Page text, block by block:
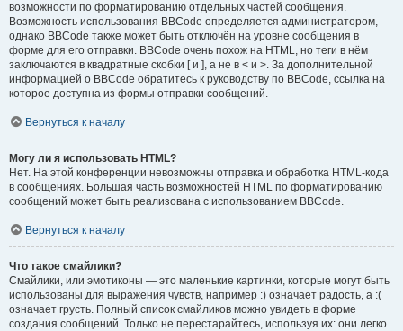
возможности по форматированию отдельных частей сообщения.
Возможность использования BBCode определяется администратором,
однако BBCode также может быть отключён на уровне сообщения в
форме для его отправки. BBCode очень похож на HTML, но теги в нём
заключаются в квадратные скобки [ и ], а не в < и >. За дополнительной
информацией о BBCode обратитесь к руководству по BBCode, ссылка на
которое доступна из формы отправки сообщений.
Вернуться к началу
Могу ли я использовать HTML?
Нет. На этой конференции невозможны отправка и обработка HTML-кода
в сообщениях. Большая часть возможностей HTML по форматированию
сообщений может быть реализована с использованием BBCode.
Вернуться к началу
Что такое смайлики?
Смайлики, или эмотиконы — это маленькие картинки, которые могут быть
использованы для выражения чувств, например :) означает радость, а :(
означает грусть. Полный список смайликов можно увидеть в форме
создания сообщений. Только не перестарайтесь, используя их: они легко